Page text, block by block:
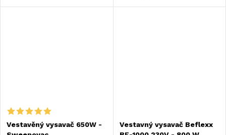
Vestavěný vysavač 650W -
Vestavný vysavač Beflexx